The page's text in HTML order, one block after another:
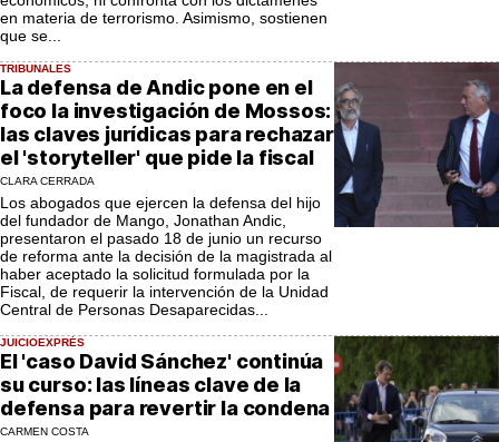
en materia de terrorismo. Asimismo, sostienen
que se...
TRIBUNALES
La defensa de Andic pone en el
foco la investigación de Mossos:
las claves jurídicas para rechazar
el 'storyteller' que pide la fiscal
CLARA CERRADA
Los abogados que ejercen la defensa del hijo
del fundador de Mango, Jonathan Andic,
presentaron el pasado 18 de junio un recurso
de reforma ante la decisión de la magistrada al
haber aceptado la solicitud formulada por la
Fiscal, de requerir la intervención de la Unidad
Central de Personas Desaparecidas...
JUICIOEXPRÉS
El 'caso David Sánchez' continúa
su curso: las líneas clave de la
defensa para revertir la condena
CARMEN COSTA